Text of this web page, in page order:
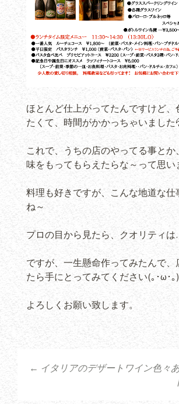
ほとんど仕上がってたんですけど、
たくて、時間がかかっちゃいました
これで、うちの店のやってる事とか
味をもってもらえたらな～って思い
料理も好きですが、こんな地道な仕
ね～
プロの目から見たら、クオリティ
ですが、一生懸命作ってみたんで、
たら手にとってみてください(｡･ω･｡)
よろしくお願い致します。
投稿ナビゲ
← イタリアのデザートワイン色々あ